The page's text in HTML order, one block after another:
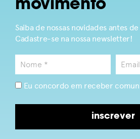
movimento
Saiba de nossas novidades antes
Cadastre-se na nossa newsletter!
Eu concordo em receber
inscrever